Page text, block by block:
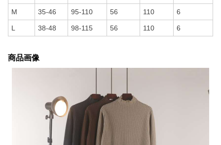
M 35-46 95-110 56 110 6
L 38-48 98-115 56 110 6
商品画像